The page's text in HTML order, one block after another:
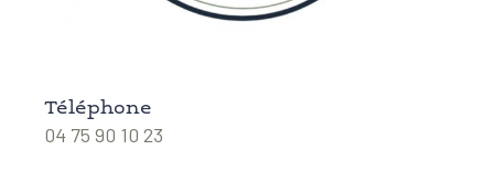
Téléphone
04 75 90 10 23